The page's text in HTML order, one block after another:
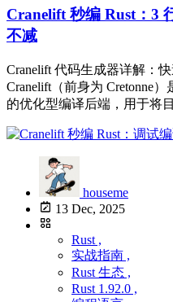
Cranelift 秒编 Rust：3
不减
Cranelift 代码生成器详解：
Cranelift（前身为 Cretonne
的优化型编译后端，用于将
houseme
13 Dec, 2025
Rust ,
实战指南 ,
Rust 生态 ,
Rust 1.92.0 ,